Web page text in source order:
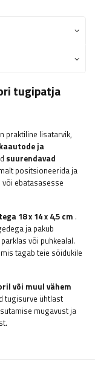
tugipatja
praktiline lisatarvik,
ja
suurendavad
positsioneerida ja
ebatasasesse
18 x 14 x 4,5 cm .
ja pakub
või puhkealal.
tagab teie sõidukile
või muul vähem
tugisurve ühtlast
mugavust ja